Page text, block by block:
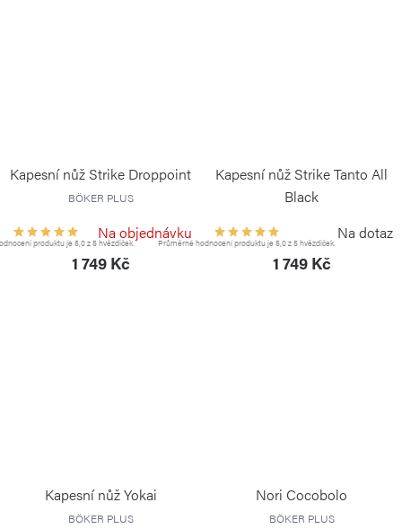
Kapesní nůž Strike Droppoint
BÖKER PLUS
produktu je 5,0 z 5 hvězdiček.
Na objednávku
1 749 Kč
Kapesní nůž Strike Tanto All
Black
Průměrné hodnocení produktu je 5,0 z 5 hvězdiček.
Na dotaz
1 749 Kč
Kapesní nůž Yokai
BÖKER PLUS
Nori Cocobolo
BÖKER PLUS